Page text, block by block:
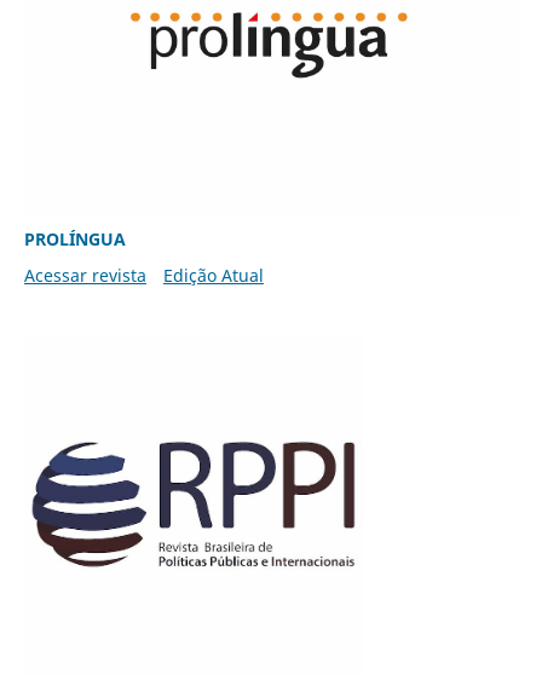
PROLÍNGUA
Acessar revista
Edição Atual